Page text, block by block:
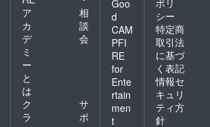
ア
カ
デ
ミ
ー
と
は
相
談
会
ク
ラ
サ
ポ
Goo
d
CAM
PFI
RE
for
Ente
rtain
men
t
ポリ
シー
特定商
取引法
に基づ
く表記
情報セ
キュリ
ティ方
針